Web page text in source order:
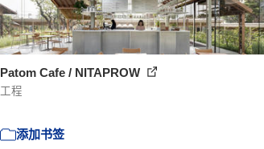
Patom Cafe / NITAPROW
工程
添加书签